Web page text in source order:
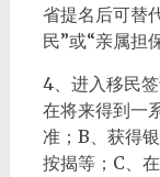
省提名后可替
民”或“亲属担
4、进入移民
在将来得到一
准；B、获得
按揭等；C、